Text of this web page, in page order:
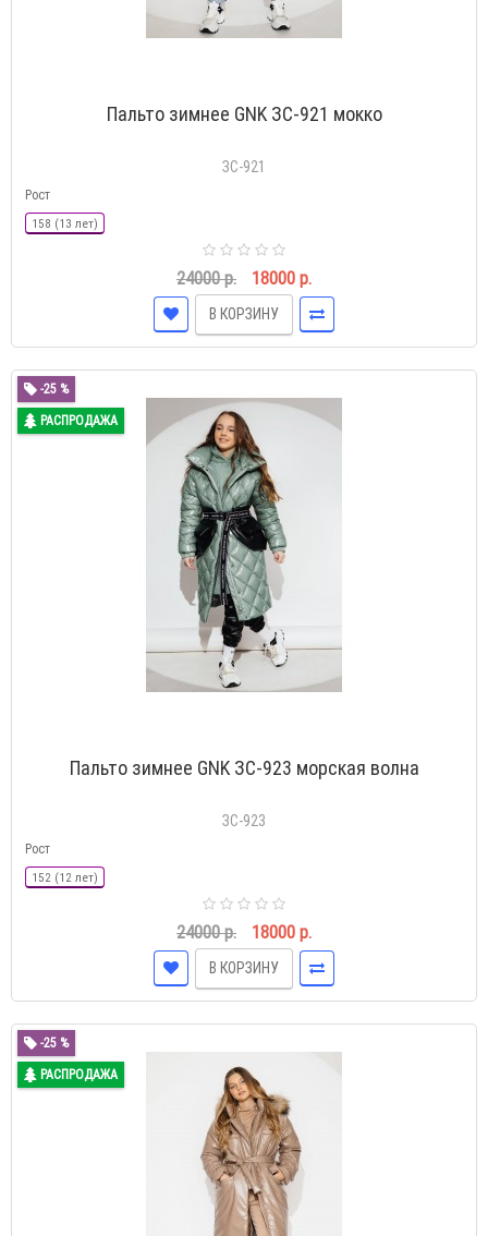
Пальто зимнее GNK ЗС-921 мокко
ЗС-921
Рост
158 (13 лет)
24000 р. 18000 р.
В КОРЗИНУ
-25 %
РАСПРОДАЖА
Пальто зимнее GNK ЗС-923 морская волна
ЗС-923
Рост
152 (12 лет)
24000 р. 18000 р.
В КОРЗИНУ
-25 %
РАСПРОДАЖА